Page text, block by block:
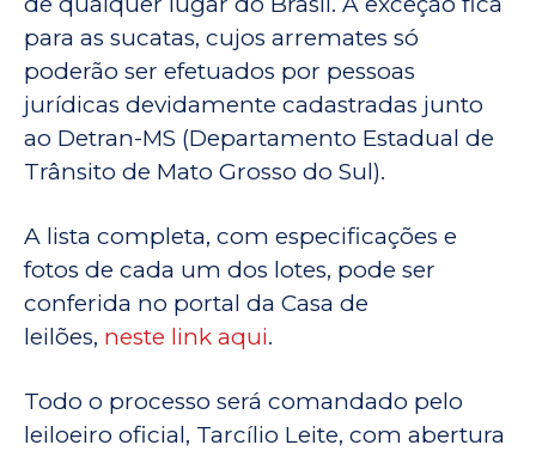
para as sucatas, cujos arremates só
poderão ser efetuados por pessoas
jurídicas devidamente cadastradas junto
ao Detran-MS (Departamento Estadual de
Trânsito de Mato Grosso do Sul).
A lista completa, com especificações e
fotos de cada um dos lotes, pode ser
conferida no portal da Casa de
leilões, neste link aqui.
Todo o processo será comandado pelo
leiloeiro oficial, Tarcílio Leite, com abertura